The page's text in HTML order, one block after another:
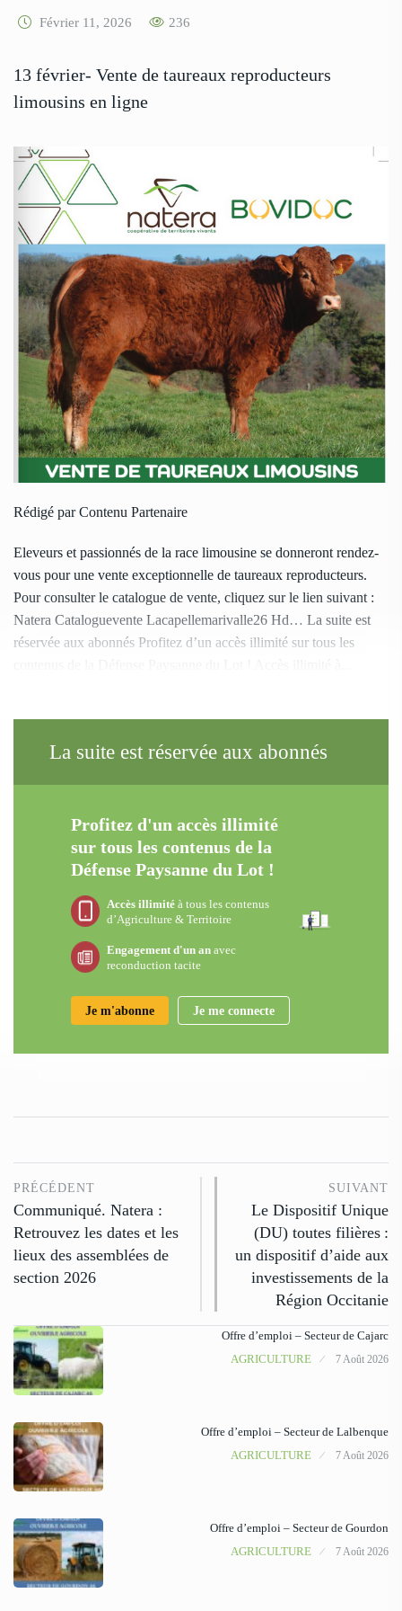
Février 11, 2026 236
13 février- Vente de taureaux reproducteurs
limousins en ligne
Rédigé par Contenu Partenaire
Eleveurs et passionnés de la race limousine se donneront rendez-
vous pour une vente exceptionnelle de taureaux reproducteurs.
Pour consulter le catalogue de vente, cliquez sur le lien suivant :
Natera Cataloguevente Lacapellemarivalle26 Hd… La suite est
réservée aux abonnés Profitez d’un accès illimité sur tous les
La suite est réservée aux abonnés
Profitez d'un accès illimité
sur tous les contenus de la
Défense Paysanne du Lot !
Accès illimité à tous les contenus
d’Agriculture & Territoire
Engagement d'un an avec
reconduction tacite
Je m'abonne Je me connecte
PRÉCÉDENT
Communiqué. Natera :
Retrouvez les dates et les
lieux des assemblées de
section 2026
SUIVANT
Le Dispositif Unique
(DU) toutes filières :
un dispositif d’aide aux
investissements de la
Région Occitanie
Offre d’emploi – Secteur de Cajarc
AGRICULTURE
7 Août 2026
Offre d’emploi – Secteur de Lalbenque
AGRICULTURE
7 Août 2026
Offre d’emploi – Secteur de Gourdon
AGRICULTURE
7 Août 2026